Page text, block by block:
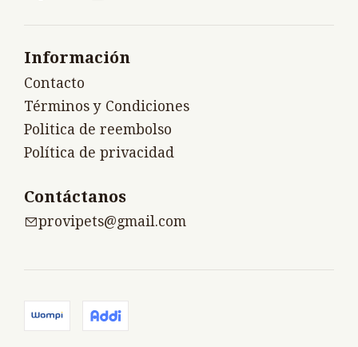
Información
Contacto
Términos y Condiciones
Politica de reembolso
Política de privacidad
Contáctanos
provipets@gmail.com